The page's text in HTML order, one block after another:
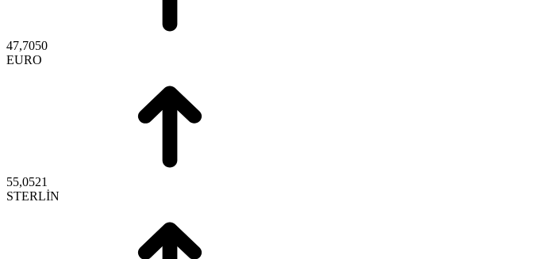
47,7050
EURO
55,0521
STERLİN